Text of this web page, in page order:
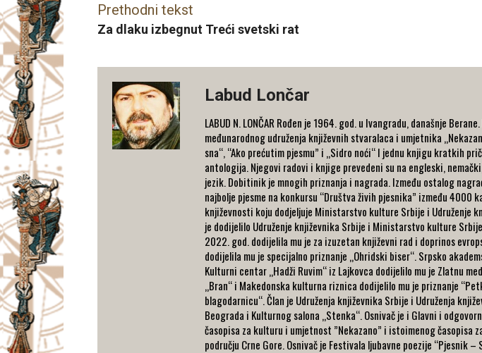
Prethodni tekst
Za dlaku izbegnut Treći svetski rat
Labud Lončar
LABUD N. LONČAR Rođen je 1964. god. u Ivangradu, današnje
međunarodnog udruženja književnih stvaralaca i umjetnika
sna“, “Ako prećutim pjesmu” i „Sidro noći“ I jednu knjigu kratkih
antologija. Njegovi radovi i knjige prevedeni su na engleski,
jezik. Dobitinik je mnogih priznanja i nagrada. Između ostalog
najbolje pjesme na konkursu “Društva živih pjesnika” između
književnosti koju dodjeljuje Ministarstvo kulture Srbije i Udruženje
je dodijelilo Udruženje književnika Srbije i Ministarstvo kulture
2022. god. dodijelila mu je za izuzetan književni rad i doprinos
dodijelila mu je specijalno priznanje „Ohridski biser“. Srpsko
Kulturni centar „Hadži Ruvim“ iz Lajkovca dodijelilo mu je Zlatnu
„Bran“ i Makedonska kulturna riznica dodijelilo mu je priznanje
blagodarnicu“. Član je Udruženja književnika Srbije i Udruženja
Beograda i Kulturnog salona „Stenka“. Osnivač je i Glavni i
časopisa za kulturu i umjetnost ”Nekazano” i istoimenog časopisa
području Crne Gore. Osnivač je Festivala ljubavne poezije “Pjesnik